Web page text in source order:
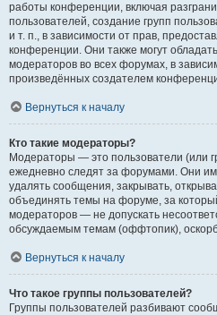
работы конференции, включая
пользователей, создание групп
и т. п., в зависимости от прав,
конференции. Они также могут
модераторов во всех форумах, в
произведённых создателем
Вернуться к началу
Кто такие модераторы?
Модераторы — это пользователи (или
ежедневно следят за форумами. Они
удалять сообщения, закрывать,
объединять темы на форуме, за
модераторов — не допускать
обсуждаемым темам (оффтопик),
Вернуться к началу
Что такое группы пользователей?
Группы пользователей разбивают